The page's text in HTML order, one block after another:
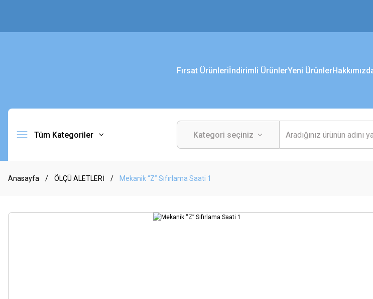
Fırsat Ürünleriİndirimli ÜrünlerYeni Ürünler
Tüm Kategoriler
Anasayfa ÖLÇÜ ALETLERİ Mekanik “Z” Sıfırlama Saati 1